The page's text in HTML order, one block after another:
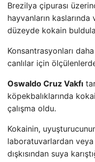
Brezilya çipurası
hayvanların
düzeyde kokain
Konsantrasyonları
canlılar için
Oswaldo Cruz Vakfı
köpekbalıklarında
çalışma oldu.
Kokainin,
laboratuvarlardan veya
dışkısından suya